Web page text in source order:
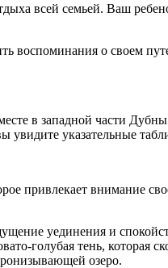
всей семьей. Ваш
воспоминания о своем
в западной части
указательные
привлекает внимание
уединения и
голубая тень,
озеро.